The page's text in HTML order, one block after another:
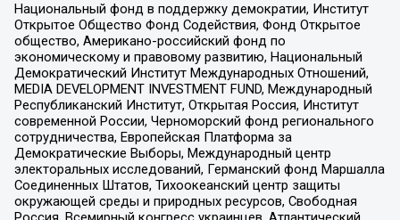
Национальный фонд в поддержку демократии, Институт
Открытое Общество Фонд Содействия, Фонд Открытое
общество, Американо-российский фонд по
экономическому и правовому развитию, Национальный
Демократический Институт Международных Отношений,
MEDIA DEVELOPMENT INVESTMENT FUND, Международный
Республиканский Институт, Открытая Россия, Институт
современной России, Черноморский фонд регионального
сотрудничества, Европейская Платформа за
Демократические Выборы, Международный центр
электоральных исследований, Германский фонд Маршалла
Соединенных Штатов, Тихоокеанский центр защиты
окружающей среды и природных ресурсов, Свободная